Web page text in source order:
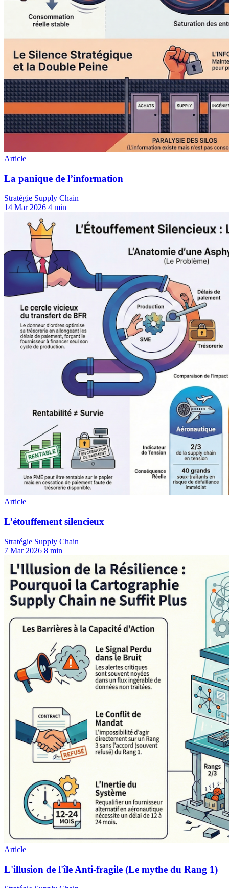
Stratégie Supply Chain
14 Mar 2026 4 min
Stratégie Supply Chain
7 Mar 2026 8 min